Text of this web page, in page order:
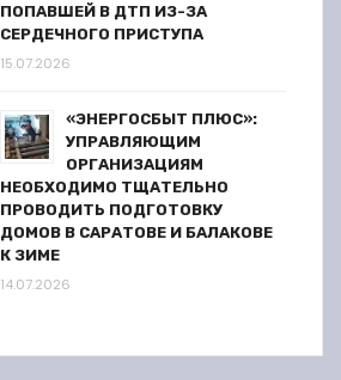
ПОПАВШЕЙ В ДТП ИЗ-ЗА
СЕРДЕЧНОГО ПРИСТУПА
15.07.2026
«ЭНЕРГОСБЫТ ПЛЮС»:
УПРАВЛЯЮЩИМ
ОРГАНИЗАЦИЯМ
НЕОБХОДИМО ТЩАТЕЛЬНО
ПРОВОДИТЬ ПОДГОТОВКУ
ДОМОВ В САРАТОВЕ И БАЛАКОВЕ
К ЗИМЕ
14.07.2026